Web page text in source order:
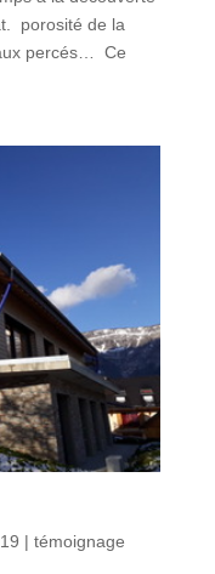
porosité de la
percés… Ce
| témoignage